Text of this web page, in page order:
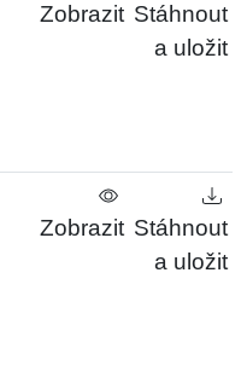
Zobrazit Stáhnout
a uložit
Zobrazit Stáhnout
a uložit